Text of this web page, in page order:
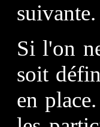
suivante.
Si l'on
soit
en